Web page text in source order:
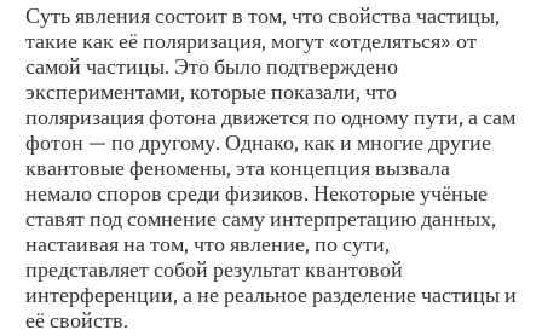
Суть явления состоит в том, что свойства частицы,
такие как её поляризация, могут «отделяться» от
самой частицы. Это было подтверждено
экспериментами, которые показали, что
поляризация фотона движется по одному пути, а сам
фотон — по другому. Однако, как и многие другие
квантовые феномены, эта концепция вызвала
немало споров среди физиков. Некоторые учёные
ставят под сомнение саму интерпретацию данных,
настаивая на том, что явление, по сути,
представляет собой результат квантовой
интерференции, а не реальное разделение частицы и
её свойств.